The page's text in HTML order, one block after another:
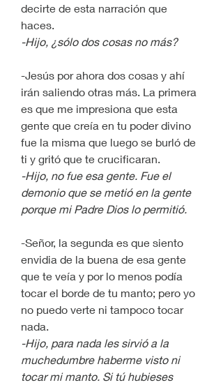
decirte de esta narración que
haces.
-Hijo, ¿sólo dos cosas no más?
-Jesús por ahora dos cosas y ahí
irán saliendo otras más. La primera
es que me impresiona que esta
gente que creía en tu poder divino
fue la misma que luego se burló de
ti y gritó que te crucificaran.
-Hijo, no fue esa gente. Fue el
demonio que se metió en la gente
porque mi Padre Dios lo permitió.
-Señor, la segunda es que siento
envidia de la buena de esa gente
que te veía y por lo menos podía
tocar el borde de tu manto; pero yo
no puedo verte ni tampoco tocar
nada.
-Hijo, para nada les sirvió a la
muchedumbre haberme visto ni
tocar mi manto. Si tú hubieses